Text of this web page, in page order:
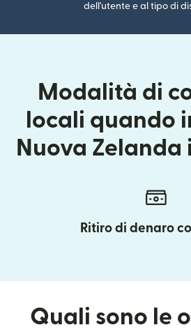
dell'utente e al tipo di
Modalità di
locali quando
Nuova Zelanda
Ritiro di denaro
Quali sono le